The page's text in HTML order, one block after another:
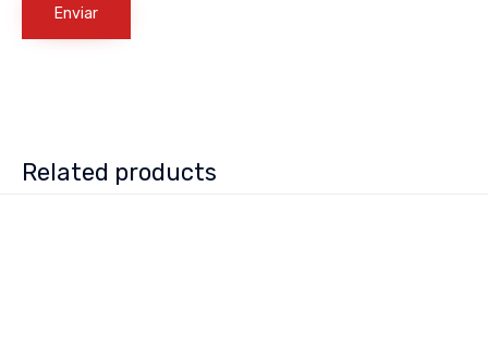
Related products